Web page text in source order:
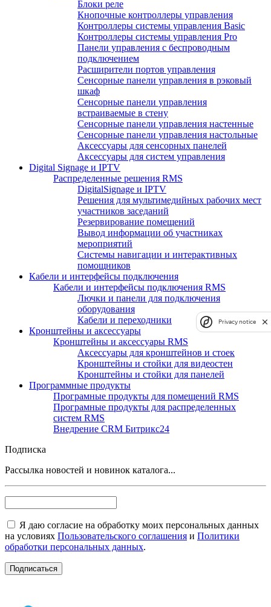
Блоки реле
Кнопочные контроллеры управления
Контроллеры системы управления Basic
Контроллеры системы управления Pro
Панели управления с беспроводным
подключением
Расширители портов управления
Сенсорные панели управления в рэковый
шкаф
Сенсорные панели управления
встраиваемые в стену
Сенсорные панели управления настенные
Сенсорные панели управления настольные
Аксессуары для сенсорных панелей
Аксессуары для систем управления
Digital Signage и IPTV
Распределенные решения RMS
DigitalSignage и IPTV
Решения для мультимедийных рабочих мест
участников заседаний
Резервирование помещений
Вывод информации об участниках
мероприятий
Системы навигации и интерактивных
помощников
Кабели и интерфейсы подключения
Кабели и интерфейсы подключения RMS
Лючки и панели для подключения
оборудования
Кабели и переходники
Кронштейны и аксессуары
Кронштейны и аксессуары RMS
Аксессуары для кронштейнов и стоек
Кронштейны и стойки для видеостен
Кронштейны и стойки для панелей
Программные продукты
Програмные продукты для помещений RMS
Програмные продукты для распределенных
систем RMS
Внедрение CRM Битрикс24
Подписка
Рассылка новостей и новинок каталога...
Я даю согласие на обработку моих персональных данных
на условиях Пользовательского соглашения и Политики
обработки персональных данных.
Privacy notice